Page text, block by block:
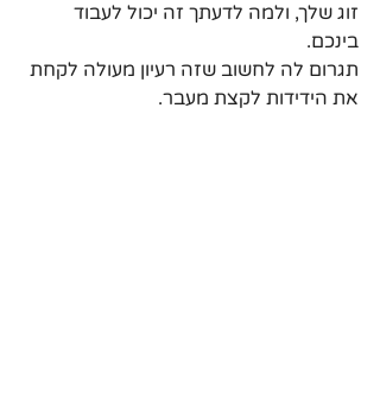
זוג שלך, ולמה לדעתך זה יכול לעבוד
בינכם.
תגרום לה לחשוב שזה רעיון מעולה לקחת
את הידידות לקצת מעבר.